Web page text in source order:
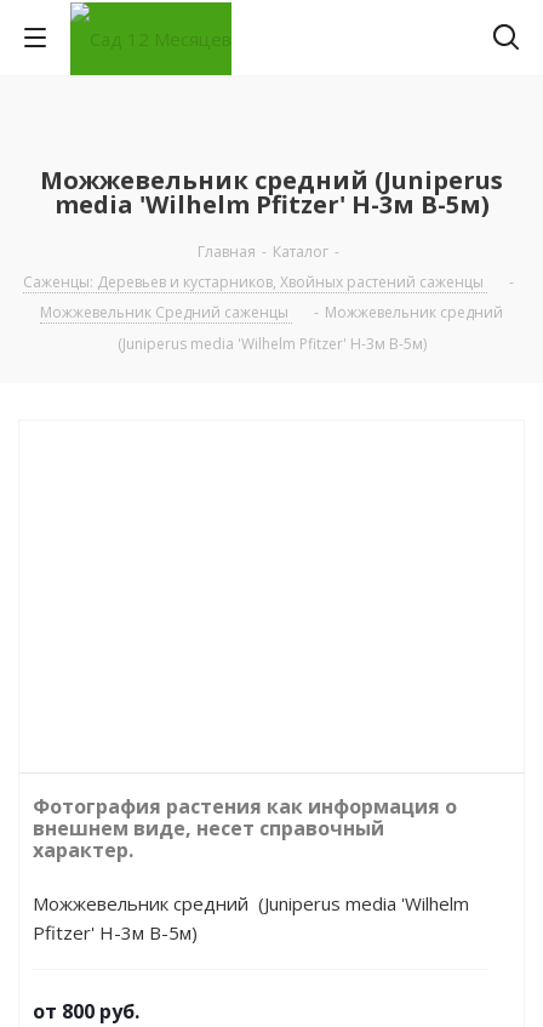
Можжевельник средний (Juniperus
media 'Wilhelm Pfitzer' Н-3м В-5м)
Главная - Каталог -
Саженцы: Деревьев и кустарников, Хвойных растений саженцы
-
Можжевельник Средний саженцы
- Можжевельник средний
(Juniperus media 'Wilhelm Pfitzer' Н-3м В-5м)
Фотография растения как информация о
внешнем виде, несет справочный
характер.
Можжевельник средний (Juniperus media 'Wilhelm
Pfitzer' Н-3м В-5м)
от 800 руб.